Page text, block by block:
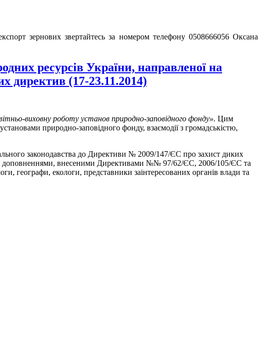
зернових звертайтесь за номером телефону 0508666056 Оксана
ресурсів України, направленої на
директив (17-23.11.2014)
виховну роботу установ природно-заповідного фонду». Цим
природно-заповідного фонду, взаємодії з громадськістю,
законодавства до Директиви № 2009/147/ЄС про захист диких
і доповненнями, внесеними Директивами №№ 97/62/ЄС, 2006/105/ЄС та
географи, екологи, представники заінтересованих органів влади та